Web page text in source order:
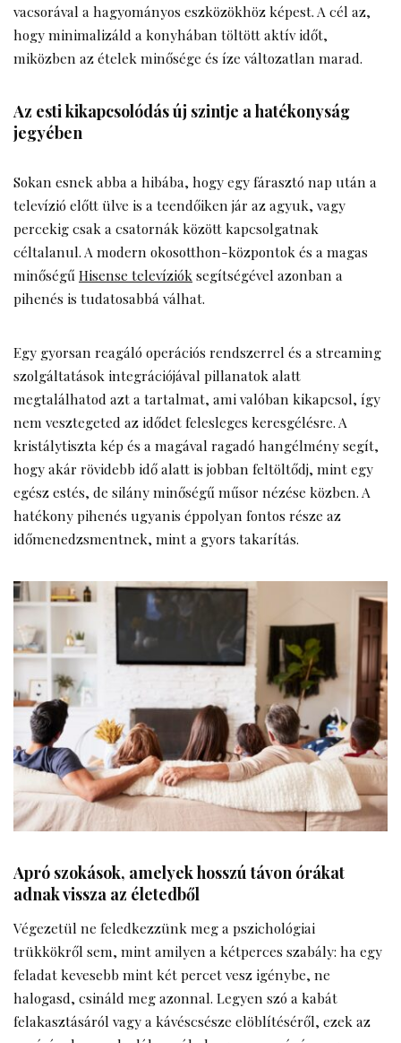
vacsorával a hagyományos eszközökhöz képest. A cél az,
hogy minimalizáld a konyhában töltött aktív időt,
miközben az ételek minősége és íze változatlan marad.
Az esti kikapcsolódás új szintje a hatékonyság
jegyében
Sokan esnek abba a hibába, hogy egy fárasztó nap után a
televízió előtt ülve is a teendőiken jár az agyuk, vagy
percekig csak a csatornák között kapcsolgatnak
céltalanul. A modern okosotthon-központok és a magas
minőségűHisense televízióksegítségével azonban a
pihenés is tudatosabbá válhat.
Egy gyorsan reagáló operációs rendszerrel és a streaming
szolgáltatások integrációjával pillanatok alatt
megtalálhatod azt a tartalmat, ami valóban kikapcsol, így
nem vesztegeted az idődet felesleges keresgélésre. A
kristálytiszta kép és a magával ragadó hangélmény segít,
hogy akár rövidebb idő alatt is jobban feltöltődj, mint egy
egész estés, de silány minőségű műsor nézése közben. A
hatékony pihenés ugyanis éppolyan fontos része az
időmenedzsmentnek, mint a gyors takarítás.
Apró szokások, amelyek hosszú távon órákat
adnak vissza az életedből
Végezetül ne feledkezzünk meg a pszichológiai
trükkökről sem, mint amilyen a kétperces szabály: ha egy
feladat kevesebb mint két percet vesz igénybe, ne
halogasd, csináld meg azonnal. Legyen szó a kabát
felakasztásáról vagy a kávéscsésze elöblítéséről, ezek az